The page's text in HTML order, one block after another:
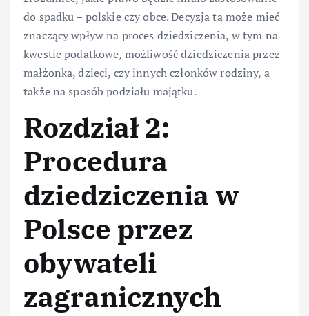
do spadku – polskie czy obce. Decyzja ta może mieć
znaczący wpływ na proces dziedziczenia, w tym na
kwestie podatkowe, możliwość dziedziczenia przez
małżonka, dzieci, czy innych członków rodziny, a
także na sposób podziału majątku.
Rozdział 2:
Procedura
dziedziczenia w
Polsce przez
obywateli
zagranicznych